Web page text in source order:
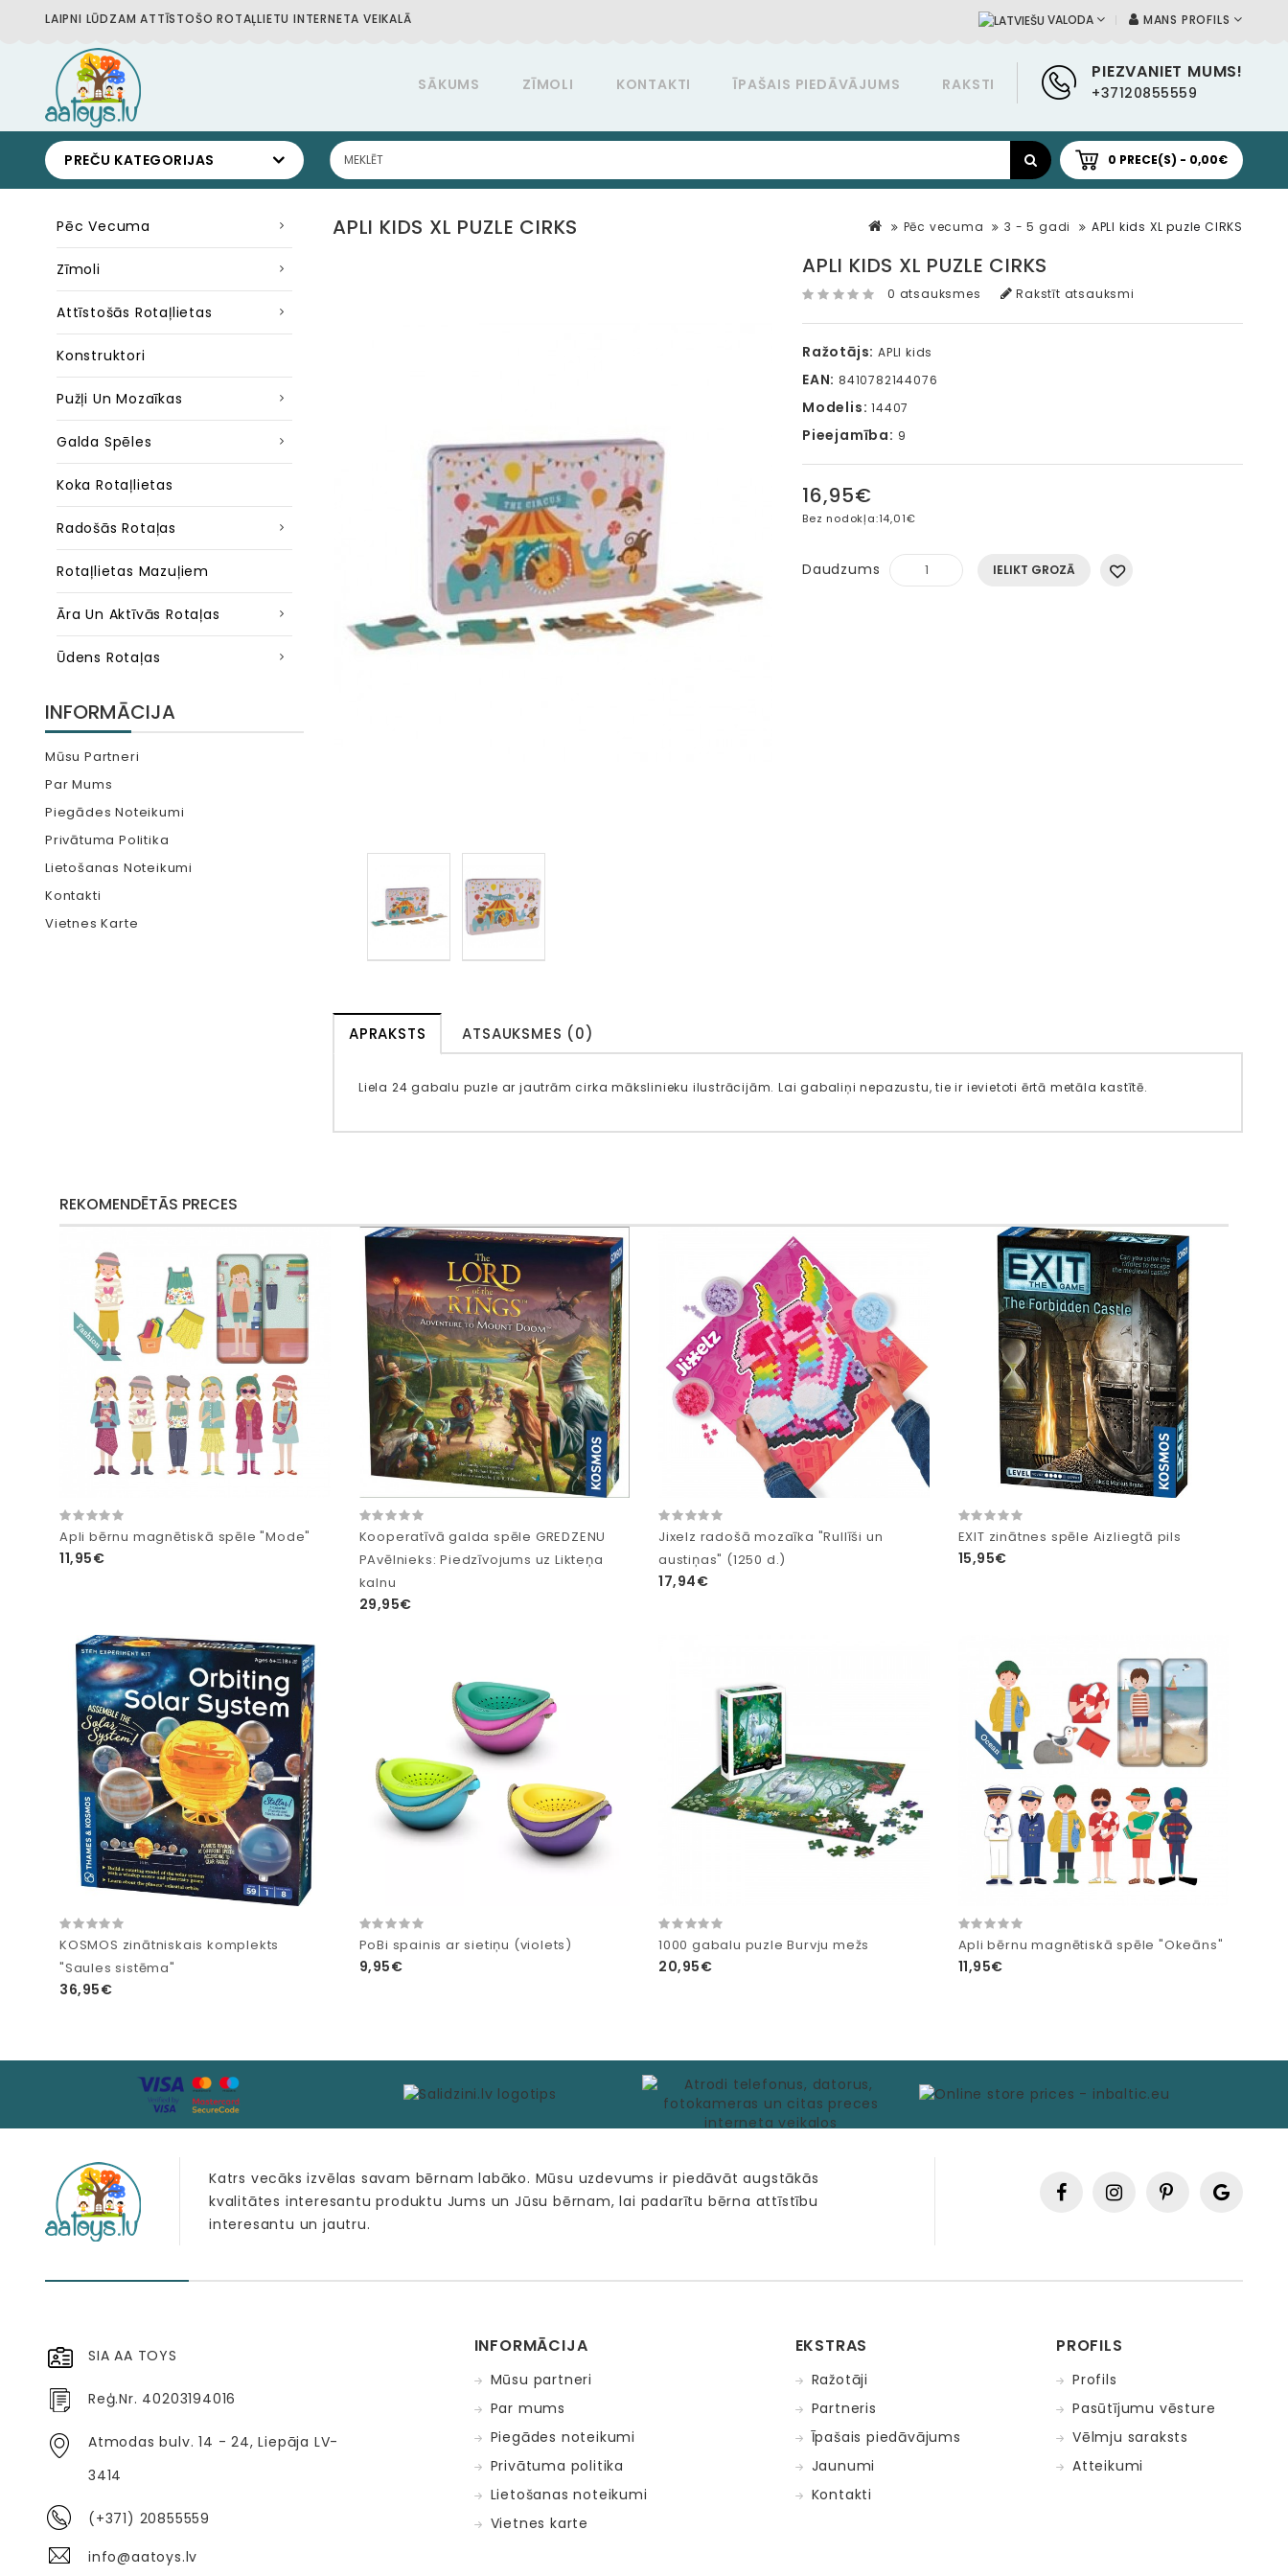
LAIPNI LŪDZAM ATTĪSTOŠO ROTAĻLIETU INTERNETA VEIKALĀ MANS PROFILS
VALODA
PIEZVANIET MUMS!
+37120855559
SĀKUMS ZĪMOLI KONTAKTI ĪPAŠAIS PIEDĀVĀJUMS RAKSTI
PREČU KATEGORIJAS 0 PRECE(S) - 0,00€
Pēc Vecuma
Zīmoli
Attīstošās Rotaļlietas
Konstruktori
Pužļi Un Mozaīkas
Galda Spēles
Koka Rotaļlietas
Radošās Rotaļas
Rotaļlietas Mazuļiem
Āra Un Aktīvās Rotaļas
Ūdens Rotaļas
INFORMĀCIJA
Mūsu Partneri
Par Mums
Piegādes Noteikumi
Privātuma Politika
Lietošanas Noteikumi
Kontakti
Vietnes Karte
Pēc vecuma 3 - 5 gadi APLI kids XL puzle CIRKS
APLI KIDS XL PUZLE CIRKS
APLI KIDS XL PUZLE CIRKS
0 atsauksmes Rakstīt atsauksmi
Ražotājs: APLI kids
EAN: 8410782144076
Modelis: 14407
Pieejamība: 9
16,95€
Bez nodokļa:14,01€
Daudzums IELIKT GROZĀ
APRAKSTS ATSAUKSMES (0)
Liela 24 gabalu puzle ar jautrām cirka mākslinieku ilustrācijām. Lai gabaliņi nepazustu, tie ir ievietoti ērtā metāla kastītē.
REKOMENDĒTĀS PRECES
Apli bērnu magnētiskā spēle "Mode"
11,95€
Kooperatīvā galda spēle GREDZENU
PAvēlnieks: Piedzīvojums uz Likteņa
kalnu
29,95€
Jixelz radošā mozaīka "Rullīši un
austiņas" (1250 d.)
17,94€
EXIT zinātnes spēle Aizliegtā pils
15,95€
KOSMOS zinātniskais komplekts
"Saules sistēma"
36,95€
PoBi spainis ar sietiņu (violets)
9,95€
1000 gabalu puzle Burvju mežs
20,95€
Apli bērnu magnētiskā spēle "Okeāns"
11,95€
Katrs vecāks izvēlas savam bērnam labāko. Mūsu uzdevums ir piedāvāt augstākās
kvalitātes interesantu produktu Jums un Jūsu bērnam, lai padarītu bērna attīstību
interesantu un jautru.
SIA AA TOYS
Reģ.Nr. 40203194016
Atmodas bulv. 14 - 24, Liepāja LV-
3414
(+371) 20855559
info@aatoys.lv
INFORMĀCIJA
Mūsu partneri
Par mums
Piegādes noteikumi
Privātuma politika
Lietošanas noteikumi
Vietnes karte
EKSTRAS
Ražotāji
Partneris
Īpašais piedāvājums
Jaunumi
Kontakti
PROFILS
Profils
Pasūtījumu vēsture
Vēlmju saraksts
Atteikumi